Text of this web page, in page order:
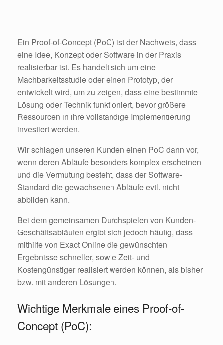
Ein Proof-of-Concept (PoC) ist der Nachweis, dass
eine Idee, Konzept oder Software in der Praxis
realisierbar ist. Es handelt sich um eine
Machbarkeitsstudie oder einen Prototyp, der
entwickelt wird, um zu zeigen, dass eine bestimmte
Lösung oder Technik funktioniert, bevor größere
Ressourcen in ihre vollständige Implementierung
investiert werden.
Wir schlagen unseren Kunden einen PoC dann vor,
wenn deren Abläufe besonders komplex erscheinen
und die Vermutung besteht, dass der Software-
Standard die gewachsenen Abläufe evtl. nicht
abbilden kann.
Bei dem gemeinsamen Durchspielen von Kunden-
Geschäftsabläufen ergibt sich jedoch häufig, dass
mithilfe von Exact Online die gewünschten
Ergebnisse schneller, sowie Zeit- und
Kostengünstiger realisiert werden können, als bisher
bzw. mit anderen Lösungen.
Wichtige Merkmale eines Proof-of-
Concept (PoC):